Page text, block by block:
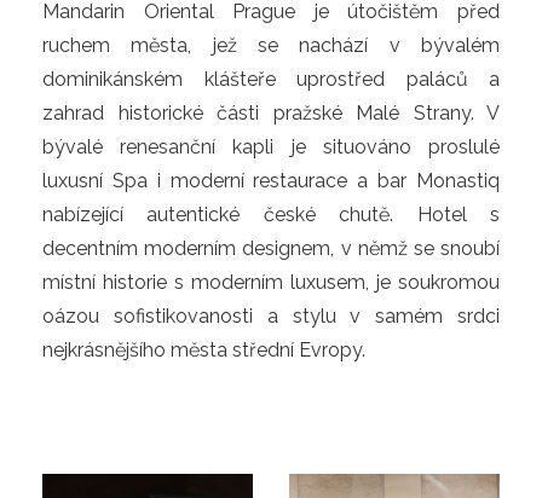
Mandarin Oriental Prague je útočištěm před
ruchem města, jež se nachází v bývalém
dominikánském klášteře uprostřed paláců a
zahrad historické části pražské Malé Strany. V
bývalé renesanční kapli je situováno proslulé
luxusní Spa i moderní restaurace a bar Monastiq
nabízející autentické české chutě. Hotel s
decentním moderním designem, v němž se snoubí
místní historie s moderním luxusem, je soukromou
oázou sofistikovanosti a stylu v samém srdci
nejkrásnějšího města střední Evropy.